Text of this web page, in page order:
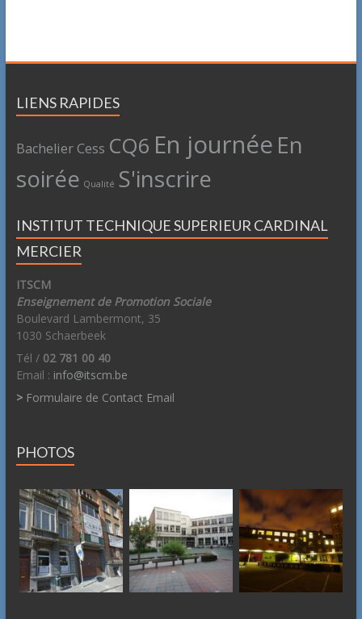
LIENS RAPIDES
Bachelier Cess CQ6 En journée En
soirée Qualité S'inscrire
INSTITUT TECHNIQUE SUPERIEUR CARDINAL
MERCIER
ITSCM
Enseignement de Promotion Sociale
Boulevard Lambermont, 35
1030 Schaerbeek
Tél / 02 781 00 40
Email : info@itscm.be
>Formulaire de Contact Email
PHOTOS